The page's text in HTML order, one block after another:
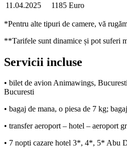
11.04.2025
1185 Euro
*Pentru alte tipuri de camere, vă
**Tarifele sunt dinamice și pot suferi
Servicii incluse
• bilet de avion Animawings,
Bucuresti
• bagaj de mana, o piesa de 7 kg;
• transfer aeroport – hotel – aeroport
• 7 nopti cazare hotel 3*, 4*, 5* Abu